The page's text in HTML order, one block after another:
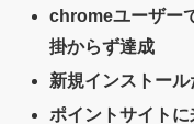
chromeユーザー
掛からず達成
新規インストー
ポイントサイト